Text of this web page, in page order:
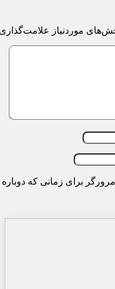
موردنیاز
برای زمانی که